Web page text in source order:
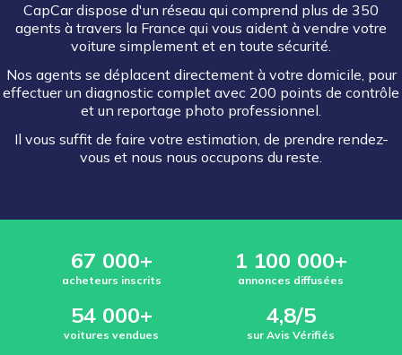
CapCar dispose d'un réseau qui comprend plus de 350
agents à travers la France qui vous aident à vendre votre
voiture simplement et en toute sécurité.
Nos agents se déplacent directement à votre domicile, pour
effectuer un diagnostic complet avec 200 points de contrôle
et un reportage photo professionnel.
Il vous suffit de faire votre estimation, de prendre rendez-
vous et nous nous occupons du reste.
67 000+
acheteurs inscrits
1 100 000+
annonces diffusées
54 000+
voitures vendues
4,8/5
sur Avis Vérifiés